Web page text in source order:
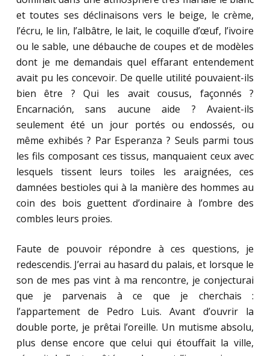
et toutes ses déclinaisons vers le beige, le crème,
l’écru, le lin, l’albâtre, le lait, le coquille d’œuf, l’ivoire
ou le sable, une débauche de coupes et de modèles
dont je me demandais quel effarant entendement
avait pu les concevoir. De quelle utilité pouvaient-ils
bien être ? Qui les avait cousus, façonnés ?
Encarnación, sans aucune aide ? Avaient-ils
seulement été un jour portés ou endossés, ou
même exhibés ? Par Esperanza ? Seuls parmi tous
les fils composant ces tissus, manquaient ceux avec
lesquels tissent leurs toiles les araignées, ces
damnées bestioles qui à la manière des hommes au
coin des bois guettent d’ordinaire à l’ombre des
combles leurs proies.
Faute de pouvoir répondre à ces questions, je
redescendis. J’errai au hasard du palais, et lorsque le
son de mes pas vint à ma rencontre, je conjecturai
que je parvenais à ce que je cherchais :
l’appartement de Pedro Luis. Avant d’ouvrir la
double porte, je prêtai l’oreille. Un mutisme absolu,
plus dense encore que celui qui étouffait la ville,